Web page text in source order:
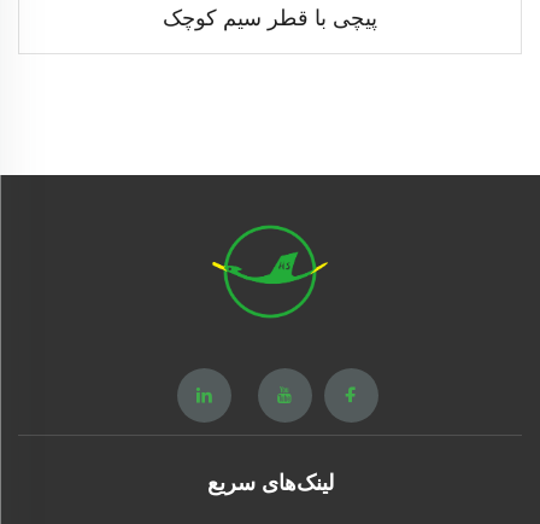
پیچی با قطر سیم کوچک
لینک‌های سریع